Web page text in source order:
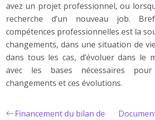
avez un projet professionnel, ou
recherche d’un nouveau job.
compétences professionnelles est la
changements, dans une situation de
dans tous les cas, d’évoluer dans le
avec les bases nécessaires
changements et ces évolutions.
Financement du bilan de